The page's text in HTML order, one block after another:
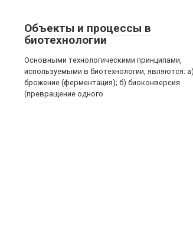
Объекты и процессы в
биотехнологии
Основными технологическими принципами,
используемыми в биотехнологии, являются: а)
брожение (ферментация); б) биоконверсия
(превращение одного